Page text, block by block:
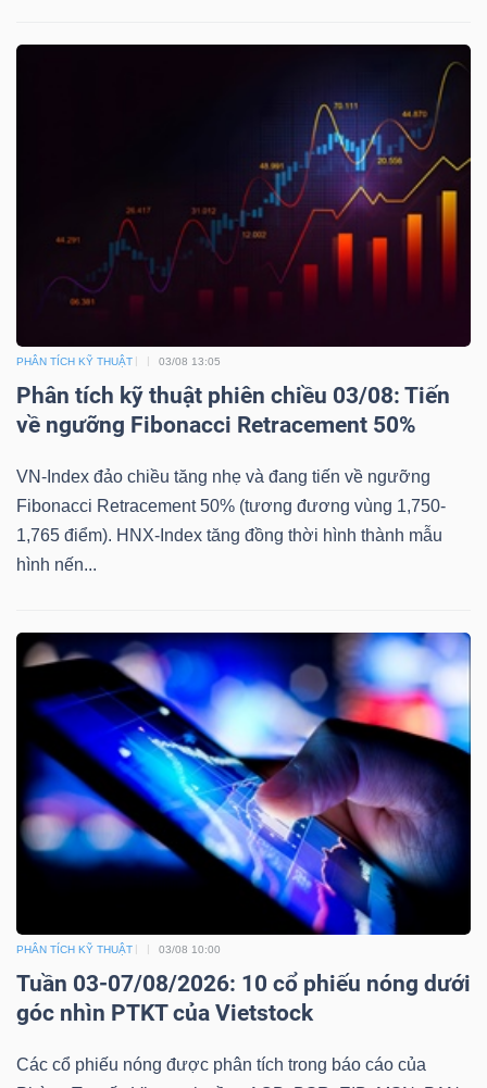
PHÂN TÍCH KỸ THUẬT 03/08 13:05
Phân tích kỹ thuật phiên chiều 03/08: Tiến
về ngưỡng Fibonacci Retracement 50%
VN-Index đảo chiều tăng nhẹ và đang tiến về ngưỡng
Fibonacci Retracement 50% (tương đương vùng 1,750-
1,765 điểm). HNX-Index tăng đồng thời hình thành mẫu
hình nến...
PHÂN TÍCH KỸ THUẬT 03/08 10:00
Tuần 03-07/08/2026: 10 cổ phiếu nóng dưới
góc nhìn PTKT của Vietstock
Các cổ phiếu nóng được phân tích trong báo cáo của
Sách
Công
Truyền
thông
tài
chính
Dữ
chính